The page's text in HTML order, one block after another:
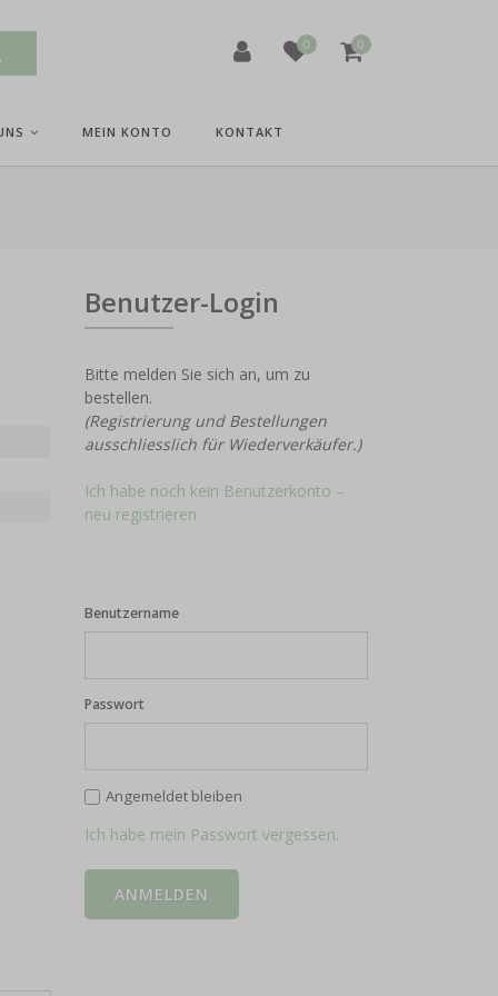
0 0
MEIN KONTO KONTAKT
Benutzer-Login
Bitte melden Sie sich an, um zu
bestellen.
(Registrierung und Bestellungen
ausschliesslich für Wiederverkäufer.)
Ich habe noch kein Benutzerkonto –
neu registrieren
Benutzername
Passwort
Angemeldet bleiben
Ich habe mein Passwort vergessen.